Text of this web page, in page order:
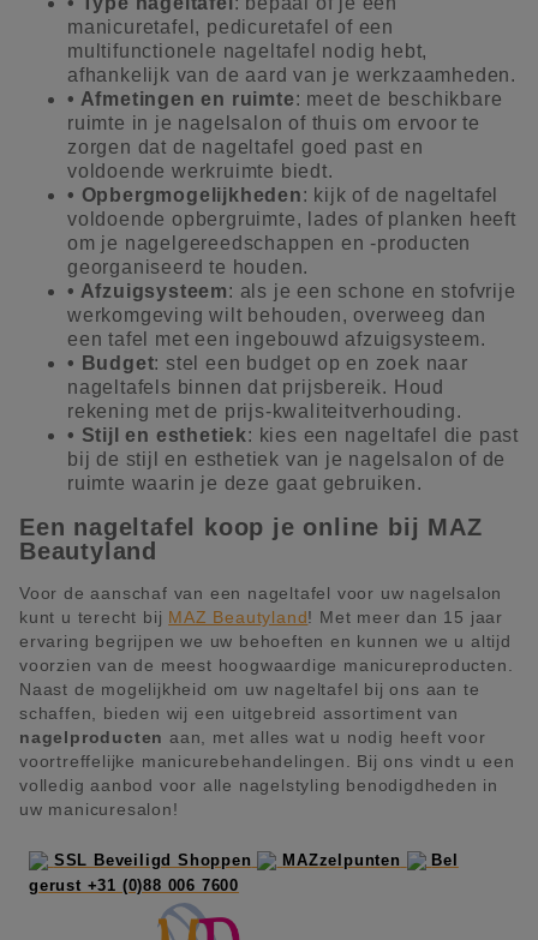
manicuretafel, pedicuretafel of een
multifunctionele nageltafel nodig hebt,
afhankelijk van de aard van je werkzaamheden.
• Afmetingen en ruimte: meet de beschikbare
ruimte in je nagelsalon of thuis om ervoor te
zorgen dat de nageltafel goed past en
voldoende werkruimte biedt.
• Opbergmogelijkheden: kijk of de nageltafel
voldoende opbergruimte, lades of planken heeft
om je nagelgereedschappen en -producten
georganiseerd te houden.
• Afzuigsysteem: als je een schone en stofvrije
werkomgeving wilt behouden, overweeg dan
een tafel met een ingebouwd afzuigsysteem.
• Budget: stel een budget op en zoek naar
nageltafels binnen dat prijsbereik. Houd
rekening met de prijs-kwaliteitverhouding.
• Stijl en esthetiek: kies een nageltafel die past
bij de stijl en esthetiek van je nagelsalon of de
ruimte waarin je deze gaat gebruiken.
Een nageltafel koop je online bij MAZ
Beautyland
Voor de aanschaf van een nageltafel voor uw nagelsalon
kunt u terecht bij MAZ Beautyland! Met meer dan 15 jaar
ervaring begrijpen we uw behoeften en kunnen we u altijd
voorzien van de meest hoogwaardige manicureproducten.
Naast de mogelijkheid om uw nageltafel bij ons aan te
schaffen, bieden wij een uitgebreid assortiment van
nagelproducten aan, met alles wat u nodig heeft voor
voortreffelijke manicurebehandelingen. Bij ons vindt u een
volledig aanbod voor alle nagelstyling benodigdheden in
uw manicuresalon!
SSL Beveiligd Shoppen MAZzelpunten
Bel
gerust +31 (0)88 006 7600